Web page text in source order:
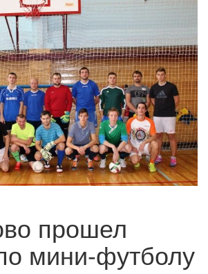
прошел
мини-футболу